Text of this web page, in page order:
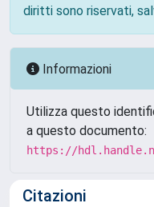
diritti sono riservati,
Informazioni
Utilizza questo
a questo documento:
https://
Citazioni